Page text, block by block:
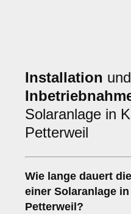
Installation und
Solaranlage in
Petterweil
Wie lange dauert
einer Solaranlage
Petterweil?